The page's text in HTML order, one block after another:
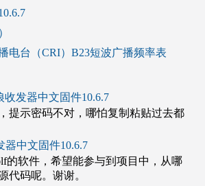
电台（CRI）B23短波广播频率表
收发器中文固件10.6.7
提示密码不对，哪怕复制粘贴过去都
器中文固件10.6.7
的软件，希望能参与到项目中，从哪
代码呢。谢谢。